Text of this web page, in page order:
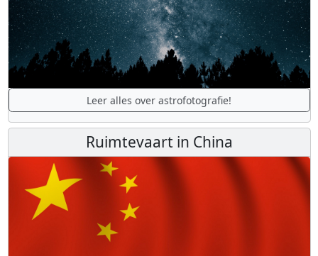
Leer alles over astrofotografie!
Ruimtevaart in China